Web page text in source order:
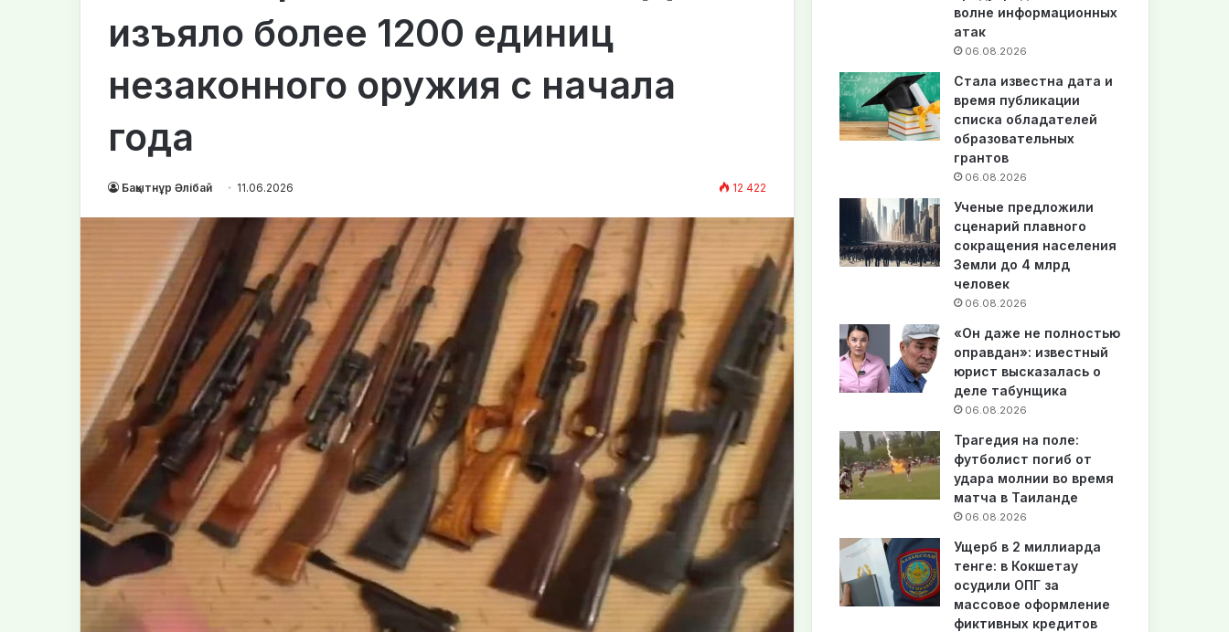
изъяло более 1200 единиц
незаконного оружия с начала
года
Бақытнұр Әлібай 11.06.2026 12 422
волне информационных
атак
06.08.2026
Стала известна дата и
время публикации
списка обладателей
образовательных
грантов
06.08.2026
Ученые предложили
сценарий плавного
сокращения населения
Земли до 4 млрд
человек
06.08.2026
«Он даже не полностью
оправдан»: известный
юрист высказалась о
деле табунщика
06.08.2026
Трагедия на поле:
футболист погиб от
удара молнии во время
матча в Таиланде
06.08.2026
Ущерб в 2 миллиарда
тенге: в Кокшетау
осудили ОПГ за
массовое оформление
фиктивных кредитов